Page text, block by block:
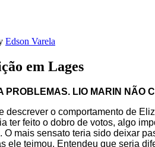
Edson Varela
em Lages
PROBLEMAS. LIO MARIN NÃO
descrever o comportamento de
ter feito o dobro de votos, algo
O mais sensato teria sido deixar
ele teimou. Entendeu que seria